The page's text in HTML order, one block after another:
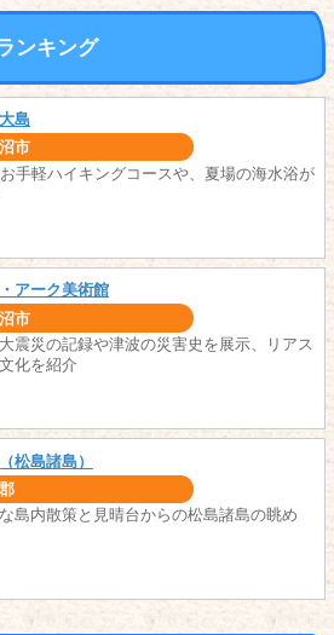
ンキング
島
市
手軽ハイキングコースや、夏場の海水浴が
アーク美術館
市
震災の記録や津波の災害史を展示、リアス
化を紹介
松島諸島）
島内散策と見晴台からの松島諸島の眺め